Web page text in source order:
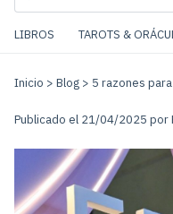
LIBROS TAROTS &
Inicio > Blog > 5 razones
Publicado el 21/04/2025 por